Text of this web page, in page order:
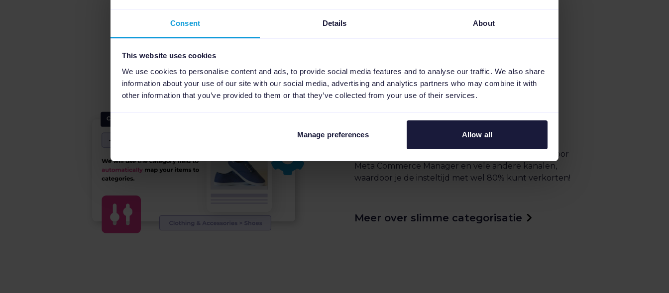
Consent Details About
This website uses cookies
We use cookies to personalise content and ads, to provide social media features and to analyse our traffic. We also share
information about your use of our site with our social media, advertising and analytics partners who may combine it with
other information that you’ve provided to them or that they’ve collected from your use of their services.
Manage preferences Allow all
een mum van tijd
Categoriseer je producten direct en nauwkeurig voor
Meta Commerce Manager en vele andere kanalen,
waardoor je de insteltijd met wel 80% kunt verkorten!
Meer over slimme categorisatie